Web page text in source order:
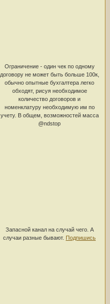
Ограничение - один чек по одному
договору не может быть больше 100к,
обычно опытные бухгалтера легко
обходят, рисуя необходимое
количество договоров и
номенклатуру необходимую им по
учету. В общем, возможностей масса
@ndstop
Запасной канал на случай чего. А
случаи разные бывают. Подпишись